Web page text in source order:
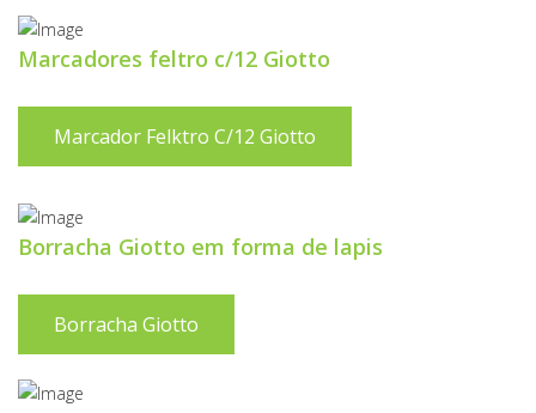
Marcadores feltro c/12 Giotto
Marcador Felktro C/12 Giotto
Borracha Giotto em forma de lapis
Borracha Giotto